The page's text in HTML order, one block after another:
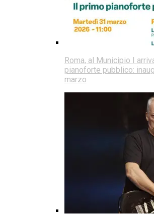
Roma, al Municipio I
pianoforte pubblico:
marzo